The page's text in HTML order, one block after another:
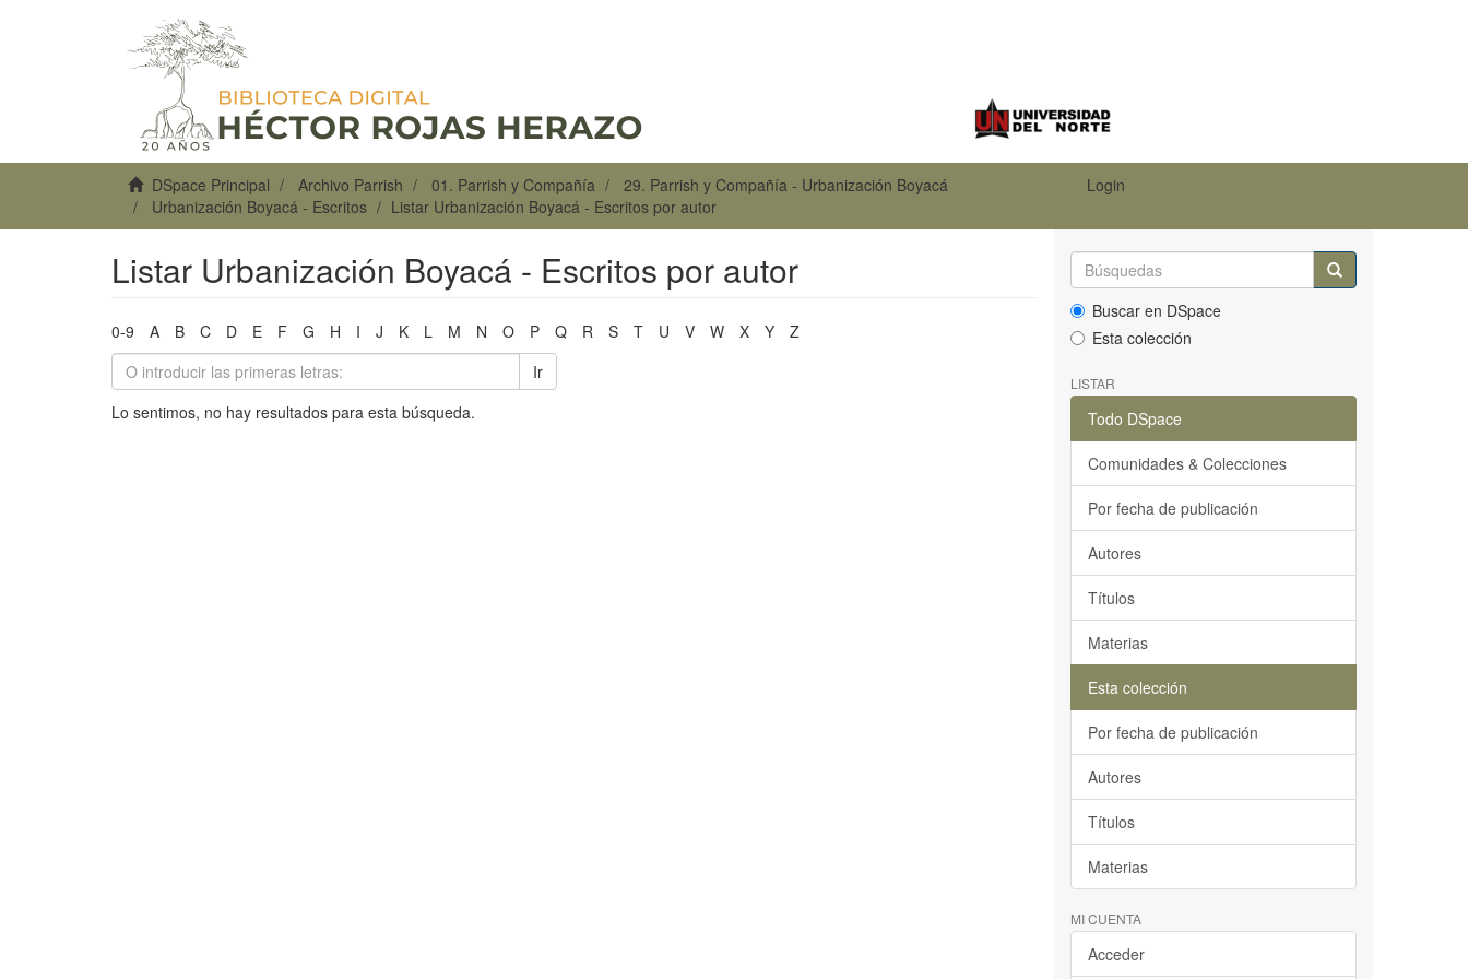
DSpace Principal Archivo Parrish 01. Parrish y Compañía
29. Parrish y Compañía - Urbanización Boyacá
Urbanización Boyacá - Escritos
Listar Urbanización Boyacá - Escritos por autor
Login
Listar Urbanización Boyacá - Escritos por autor
0-9 A B C D E F G H I J K L M N O P Q R S T U V W X Y
Z
Ir
Lo sentimos, no hay resultados para esta búsqueda.
Buscar en DSpace
Esta colección
LISTAR
Todo DSpace
Comunidades & Colecciones
Por fecha de publicación
Autores
Títulos
Materias
Esta colección
Por fecha de publicación
Autores
Títulos
Materias
MI CUENTA
Acceder